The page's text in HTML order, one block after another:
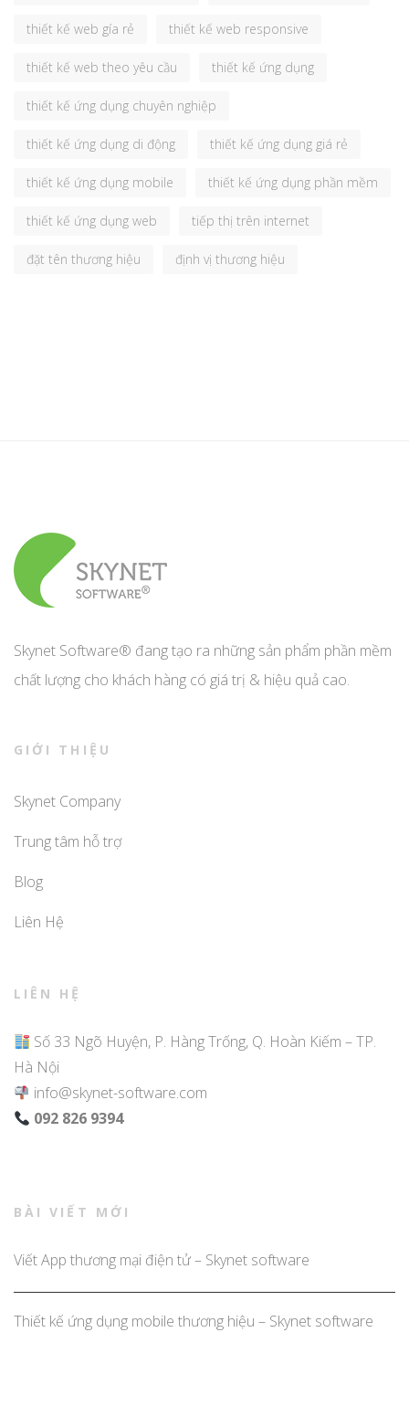
thiết kế web gía rẻ thiết kế web responsive
thiết kế web theo yêu cầu thiết kế ứng dụng
thiết kế ứng dụng chuyên nghiệp
thiết kế ứng dụng di động thiết kế ứng dụng giá rẻ
thiết kế ứng dụng mobile thiết kế ứng dụng phần mềm
thiết kế ứng dụng web tiếp thị trên internet
đặt tên thương hiệu định vị thương hiệu
Skynet Software® đang tạo ra những sản phẩm phần mềm
chất lượng cho khách hàng có giá trị & hiệu quả cao.
GIỚI THIỆU
Skynet Company
Trung tâm hỗ trợ
Blog
Liên Hệ
LIÊN HỆ
Số 33 Ngõ Huyện, P. Hàng Trống, Q. Hoàn Kiếm – TP.
Hà Nội
info@skynet-software.com
092 826 9394
BÀI VIẾT MỚI
Viết App thương mại điện tử – Skynet software
Thiết kế ứng dụng mobile thương hiệu – Skynet software